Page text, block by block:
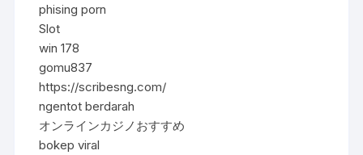
phising porn
Slot
win 178
gomu837
https://scribesng.com/
ngentot berdarah
オンラインカジノおすすめ
bokep viral